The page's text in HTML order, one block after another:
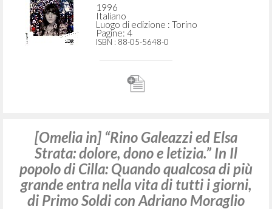
"Il dominio di Dio è amore." In Cilla e il
1996
Italiano
Luogo di edizione : Torino
Pagine: 4
ISBN: 88-05-5648-0